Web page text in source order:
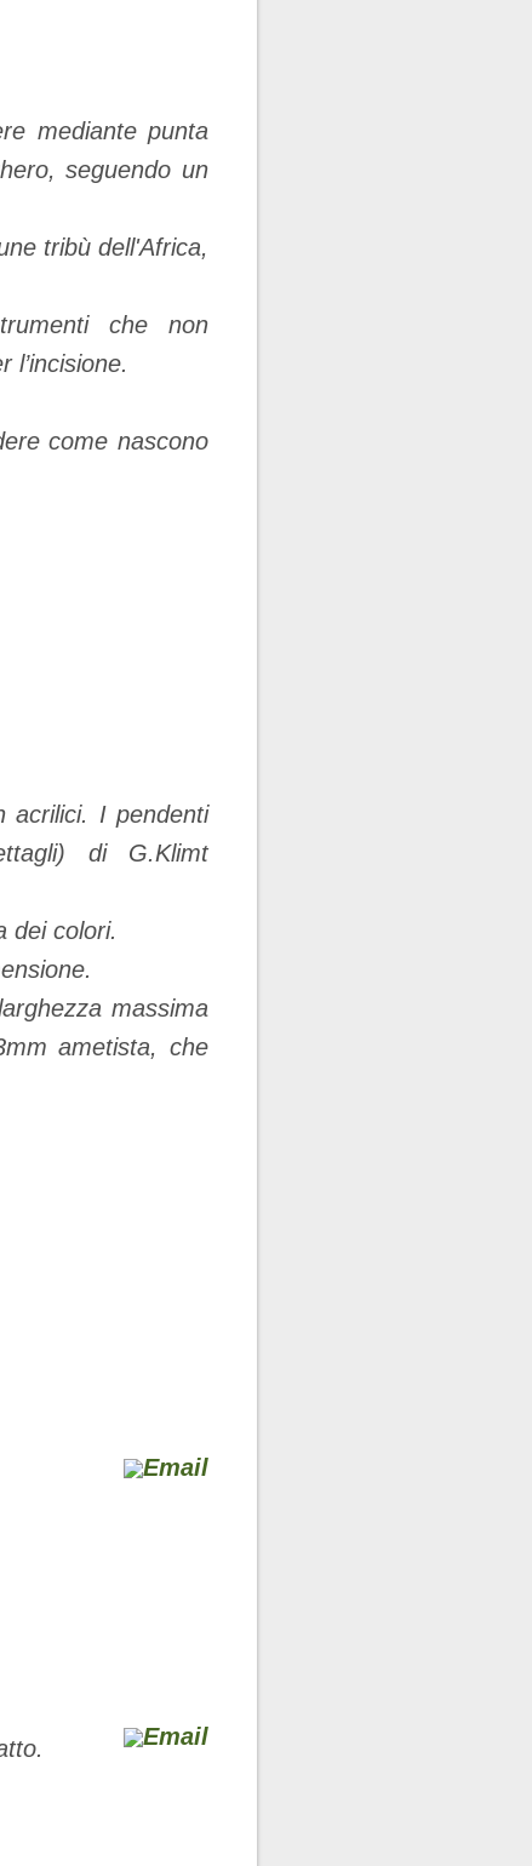
e mediante punta
seguendo un
tribù dell'Africa,
che non
come nascono
acrilici. I pendenti
di G.Klimt
dei colori.
massima
ametista, che